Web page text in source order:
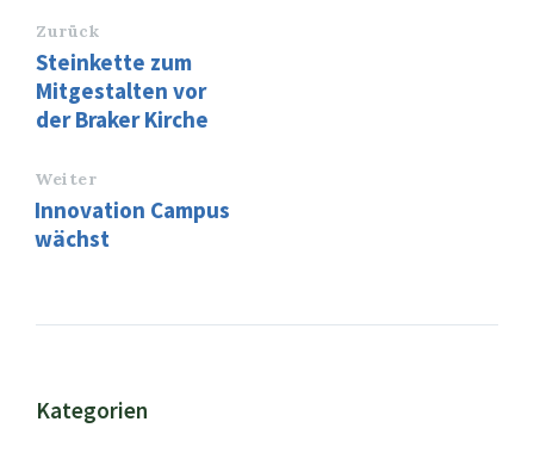
Zurück
Steinkette zum
Mitgestalten vor
der Braker Kirche
Weiter
Innovation Campus
wächst
Kategorien